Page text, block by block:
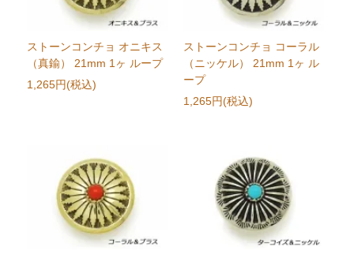
ストーンコンチョ オニキス
（真鍮） 21mm 1ヶ ループ
1,265円(税込)
ストーンコンチョ コーラル
（ニッケル） 21mm 1ヶ ル
ープ
1,265円(税込)